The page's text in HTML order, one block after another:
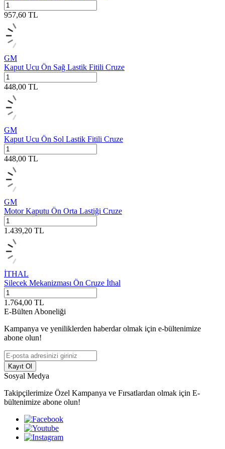
957,60 TL
GM
Kaput Ucu Ön Sağ Lastik Fitili Cruze
448,00 TL
GM
Kaput Ucu Ön Sol Lastik Fitili Cruze
448,00 TL
GM
Motor Kaputu Ön Orta Lastiği Cruze
1.439,20 TL
İTHAL
Silecek Mekanizması Ön Cruze İthal
1.764,00 TL
E-Bülten Aboneliği
Kampanya ve yeniliklerden haberdar olmak için e-bültenimize
abone olun!
Kayıt Ol
Sosyal Medya
Takipçilerimize Özel Kampanya ve Fırsatlardan olmak için E-
bültenimize abone olun!